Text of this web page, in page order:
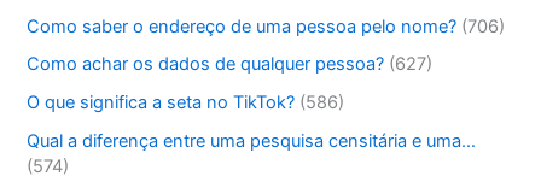
Como saber o endereço de uma pessoa pelo nome? (706)
Como achar os dados de qualquer pessoa? (627)
O que significa a seta no TikTok? (586)
Qual a diferença entre uma pesquisa censitária e uma…
(574)